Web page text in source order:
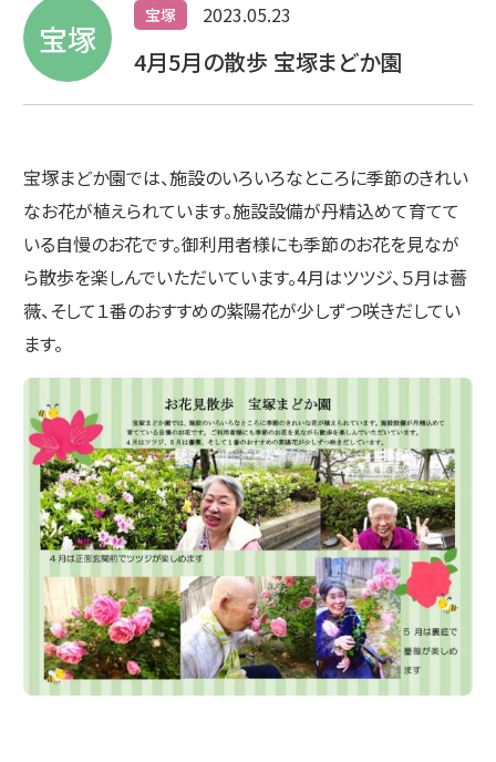
宝塚
宝塚 2023.05.23
4月5月の散歩 宝塚まどか園
宝塚まどか園では、施設のいろいろなところに季節のきれい
なお花が植えられています。施設設備が丹精込めて育てて
いる自慢のお花です。御利用者様にも季節のお花を見なが
ら散歩を楽しんでいただいています。4月はツツジ、５月は薔
薇、そして１番のおすすめの紫陽花が少しずつ咲きだしてい
ます。